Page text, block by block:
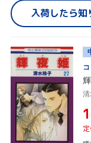
入荷したら知